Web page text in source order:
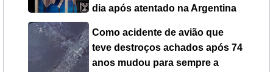
dia após atentado na Argentina
Como acidente de avião que
teve destroços achados após 74
anos mudou para sempre a